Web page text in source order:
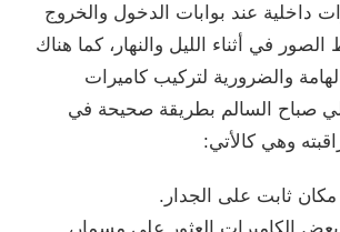
داخلية عند بوابات الدخول والخروج
في أثناء الليل والنهار، كما هناك
والضرورية لتركيب كاميرات
صباح السالم بطريقة صحيحة في
وهي كالأتي:
ثابت على الجدار.
الكاميرات العثور على مسمار،